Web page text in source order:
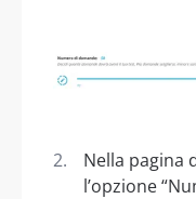
Nella pagina
l’opzione